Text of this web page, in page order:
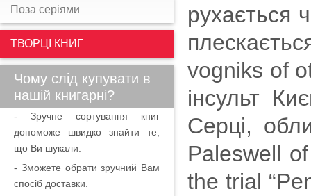
рухається
vogniks of
інсульт
Серці,
Paleswell
the trial
Поза серіями
ТВОРЦІ КНИГ
Чому слід купувати в
нашій книгарні?
- Зручне сортування книг
допоможе швидко знайти те,
що Ви шукали.
- Зможете обрати зручний Вам
спосіб доставки.